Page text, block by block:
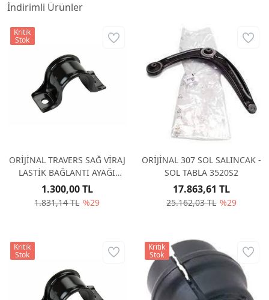
İndirimli Ürünler
ORİJİNAL TRAVERS SAĞ VİRAJ
LASTİK BAĞLANTI AYAĞI
509756
1.831,14 TL %29
1.300,00 TL
Kritik
Stok
ORİJİNAL 307 SOL SALINCAK -
SOL TABLA 3520S2
25.162,03 TL %29
17.863,61 TL
Kritik
Stok
Kritik
Stok